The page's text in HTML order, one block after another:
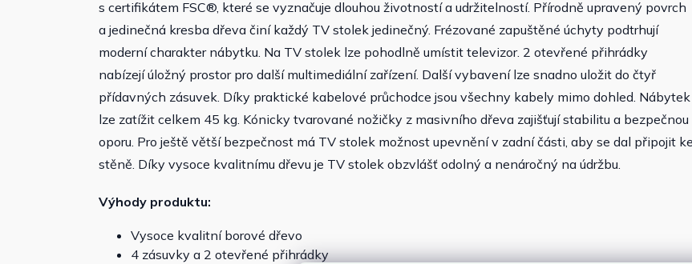
s certifikátem FSC®, které se vyznačuje dlouhou životností a udržitelností. Přírodně upravený povrch
a jedinečná kresba dřeva činí každý TV stolek jedinečný. Frézované zapuštěné úchyty podtrhují
moderní charakter nábytku. Na TV stolek lze pohodlně umístit televizor. 2 otevřené přihrádky
nabízejí úložný prostor pro další multimediální zařízení. Další vybavení lze snadno uložit do čtyř
přídavných zásuvek. Díky praktické kabelové průchodce jsou všechny kabely mimo dohled. Nábytek
lze zatížit celkem 45 kg. Kónicky tvarované nožičky z masivního dřeva zajišťují stabilitu a bezpečnou
oporu. Pro ještě větší bezpečnost má TV stolek možnost upevnění v zadní části, aby se dal připojit ke
stěně. Díky vysoce kvalitnímu dřevu je TV stolek obzvlášť odolný a nenáročný na údržbu.
Výhody produktu:
Vysoce kvalitní borové dřevo
4 zásuvky a 2 otevřené přihrádky